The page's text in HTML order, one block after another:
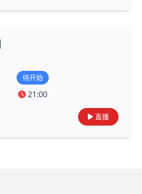
待开始
21:00
直播